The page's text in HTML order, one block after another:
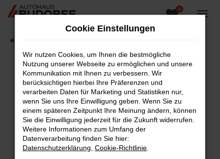
Zum
0
Fehler: Network Error
Beim Laden ist ein Fehler aufgetreten.
Hier sind ein paar Tipps, die dir helfen können:
Überprüfe deine Firewall und deine
Internetverbindung.
Laden andere Webseiten, zum Beispiel deine
Cookie Einstellungen
Wir nutzen Cookies, um Ihnen die bestmögliche
Nutzung unserer Webseite zu ermöglichen und unsere
Kommunikation mit Ihnen zu verbessern. Wir
berücksichtigen hierbei Ihre Präferenzen und
verarbeiten Daten für Marketing und Statistiken nur,
wenn Sie uns Ihre Einwilligung geben. Wenn Sie zu
einem späteren Zeitpunkt Ihre Meinung ändern, können
Sie die Einwilligung jederzeit für die Zukunft widerrufen.
Weitere Informationen zum Umfang der
Datenverarbeitung finden Sie hier:
Datenschutzerklärung Cookie-Richtlinie